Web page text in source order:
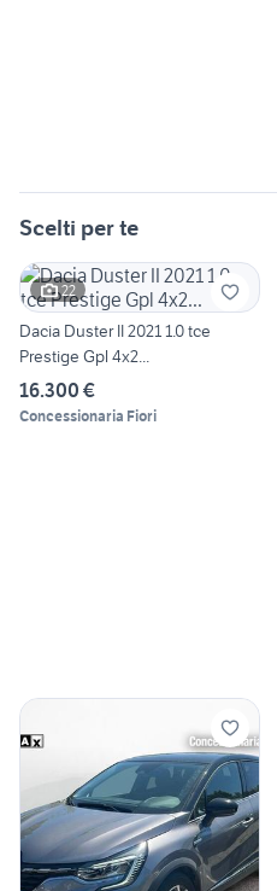
Scelti per te
22
Dacia Duster II 2021 1.0 tce
Prestige Gpl 4x2...
16.300 €
Concessionaria Fiori